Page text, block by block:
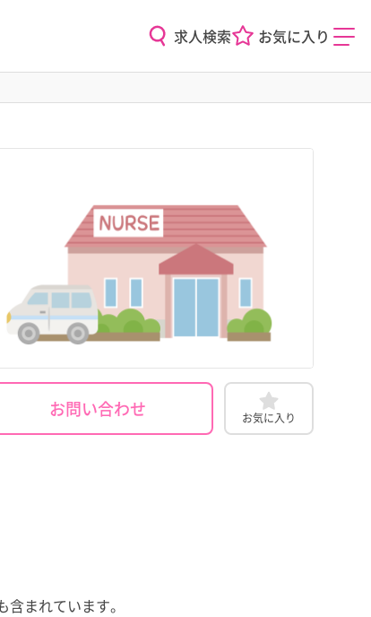
求人検索 お気に入り
お問い合わせ お気に入り
まれています。